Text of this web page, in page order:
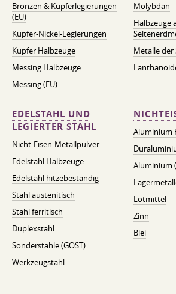
Bronzen & Kupferlegierungen
(EU)
Kupfer-Nickel-Legierungen
Kupfer Halbzeuge
Messing Halbzeuge
Messing (EU)
Molybdän
Halbzeuge
Metalle der
EDELSTAHL UND
LEGIERTER STAHL
Nicht-Eisen-Metallpulver
Edelstahl Halbzeuge
Edelstahl hitzebeständig
Stahl austenitisch
Stahl ferritisch
Duplexstahl
Sonderstähle (GOST)
Werkzeugstahl
Aluminium
Aluminium
Lötmittel
Zinn
Blei